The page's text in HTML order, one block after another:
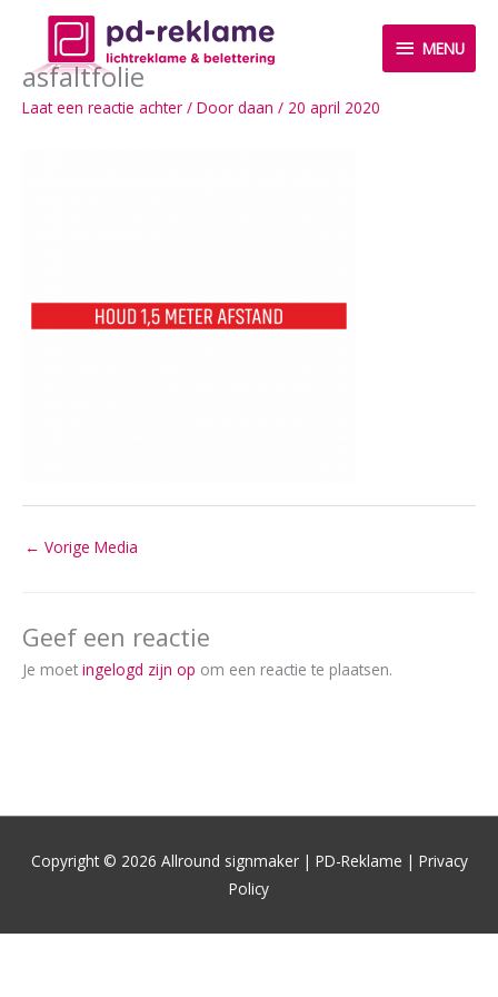
inhoud
MENU
MENU
asfaltfolie
Laat een reactie achter / Door daan / 20 april 2020
← Vorige Media
Geef een reactie
Je moet ingelogd zijn op om een reactie te plaatsen.
Copyright © 2026 Allround signmaker | PD-Reklame | Privacy
Policy